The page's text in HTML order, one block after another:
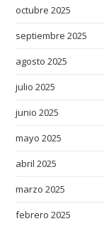
octubre 2025
septiembre 2025
agosto 2025
julio 2025
junio 2025
mayo 2025
abril 2025
marzo 2025
febrero 2025